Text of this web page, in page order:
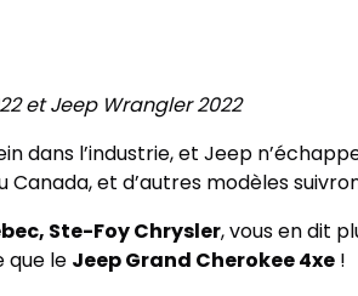
et Jeep Wrangler 2022
dans l’industrie, et Jeep
Canada, et d’autres modèles
Ste-Foy Chrysler, vous en dit
que le Jeep Grand Cherokee 4xe !